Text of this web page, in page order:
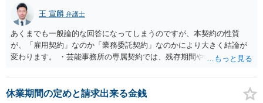
士にご相談下さい。
王 宣麟 弁護士
あくまでも一般論的な回答になってしまうのですが、本契約の性質
が、「雇用契約」なのか「業務委託契約」なのかにより大きく結論が
変わります。 ・芸能事務所の専属契約では、残存期間や報酬額、投下
務上よくあるからといって当然に適法という意味ではなく、実際の損
害との対応関係や合理性が重要です。 ・違約金に上限がなくても、常
休業期間の定めと請求出来る金銭